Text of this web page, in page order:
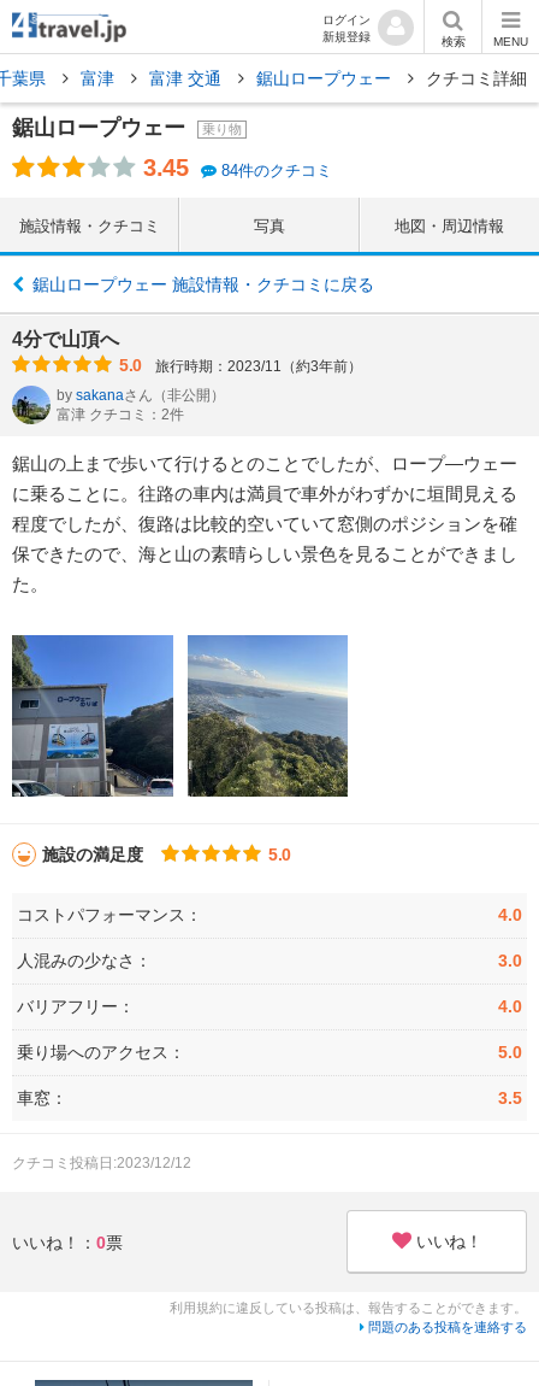
ログイン
新規登録
検索 MENU
葉県 富津 富津 交通 鋸山ロープウェー クチコミ詳細
鋸山ロープウェー 乗り物
3.45 84件のクチコミ
施設情報・クチコミ 写真 地図・周辺情報
鋸山ロープウェー 施設情報・クチコミに戻る
4分で山頂へ
5.0
旅行時期：2023/11（約3年前）
by sakanaさん （非公開）
富津 クチコミ：2件
鋸山の上まで歩いて行けるとのことでしたが、ロープ―ウェー
に乗ることに。往路の車内は満員で車外がわずかに垣間見える
程度でしたが、復路は比較的空いていて窓側のポジションを確
保できたので、海と山の素晴らしい景色を見ることができまし
た。
施設の満足度 5.0
コストパフォーマンス： 4.0
人混みの少なさ： 3.0
バリアフリー： 4.0
乗り場へのアクセス： 5.0
車窓： 3.5
クチコミ投稿日:2023/12/12
いいね！： 0票 いいね！
利用規約に違反している投稿は、報告することができます。
問題のある投稿を連絡する